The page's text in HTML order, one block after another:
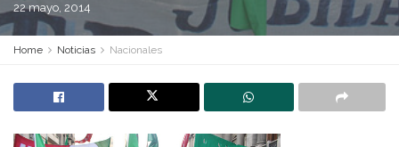
22 mayo, 2014
Home Noticias Nacionales